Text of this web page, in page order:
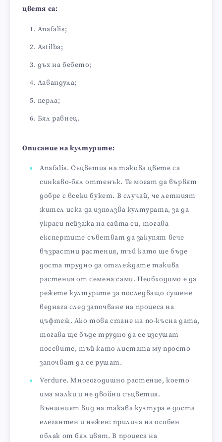
цветя са:
Anafalis;
Astilba;
дъх на бебето;
Лавандула;
перла;
Бял равнец.
Описание на културите:
Anafalis. Съцветия на такова цвете са
синкаво-бял оттенък. Те могат да вървят
добре с всеки букет. В случай, че летният
жител иска да използва културата, за да
украси пейзажа на сайта си, тогава
експертите съветват да закупят вече
възрастни растения, тъй като ще бъде
доста трудно да отглеждате такива
растения от семена сами. Необходимо е да
режете културите за последващо сушене
веднага след започване на процеса на
цъфтеж. Ако това стане на по-късна дата,
тогава ще бъде трудно да се изсушат
посевите, тъй като листата му просто
започват да се рушат.
Verdure. Многогодишно растение, което
има малки и не двойни съцветия.
Външният вид на такава култура е доста
елегантен и нежен: прилича на особен
облак от бял цвят. В процеса на